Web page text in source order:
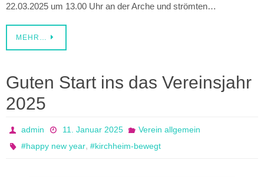
22.03.2025 um 13.00 Uhr an der Arche und strömten…
MEHR…
Guten Start ins das Vereinsjahr
2025
admin 11. Januar 2025
Verein allgemein
#happy new year,#kirchheim-bewegt